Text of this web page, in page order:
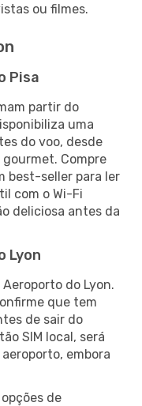
ou filmes.
Pisa
partir do
uma
do voo, desde
Compre
best-seller para ler
com o Wi-Fi
deliciosa antes da
Lyon
do Lyon.
que tem
de sair do
SIM local, será
embora
de